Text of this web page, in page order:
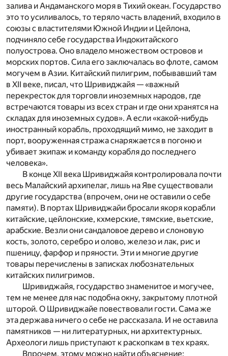
залива и Андаманского моря в Тихий океан. Государство
это то усиливалось, то теряло часть владений, входило в
союзы с властителями Южной Индии и Цейлона,
подчиняло себе государства Индокитайского
полуострова. Оно владело множеством островов и
морских портов. Сила его заключалась во флоте, самом
могучем в Азии. Китайский пилигрим, побывавший там
в XII веке, писал, что Шривиджайя — «важный
перекресток для торговли иноземных народов, где
встречаются товары из всех стран и где они хранятся на
складах для иноземных судов». А если «какой-нибудь
иностранный корабль, проходящий мимо, не заходит в
порт, вооруженная стража снаряжается в погоню и
убивает экипаж и команду корабля до последнего
человека».
В конце XII века Шривиджайя контролировала почти
весь Малайский архипелаг, лишь на Яве существовали
другие государства (впрочем, они не оставили о себе
памяти). В портах Шривиджайи бросали якоря корабли
китайские, цейлонские, кхмерские, тямские, вьетские,
арабские. Везли они сандаловое дерево и слоновую
кость, золото, серебро и олово, железо и лак, рис и
пшеницу, фарфор и пряности. Эти и многие другие
товары перечислены в записках любознательных
китайских пилигримов.
Шривиджайя, государство знаменитое и могучее,
тем не менее для нас подобна окну, закрытому плотной
шторой. О Шривиджайе повествовали гости. Сама же
эта держава ничего о себе не рассказала. И не оставила
памятников — ни литературных, ни архитектурных.
Археологи лишь приступают к раскопкам в тех краях.
Впрочем, этому можно найти объяснение: